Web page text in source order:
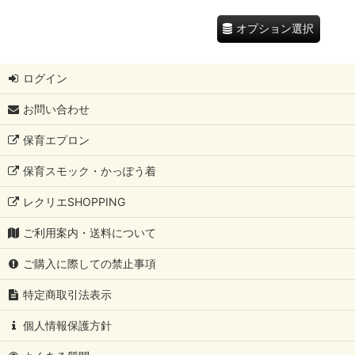
オプション選択
ログイン
お問い合わせ
保育エプロン
保育スモック・かっぽう着
レクリエSHOPPING
ご利用案内・送料について
ご購入に際しての禁止事項
特定商取引法表示
個人情報保護方針